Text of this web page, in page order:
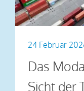
24 Februar
Das
Sicht der